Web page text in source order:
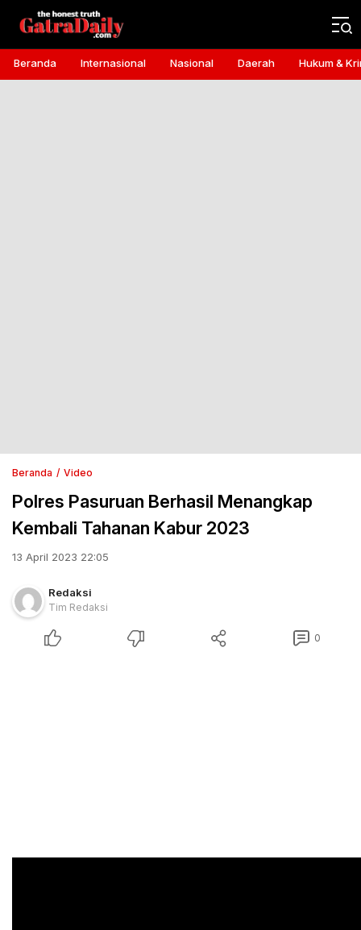
Gatra Daily
the honest truth
Beranda Internasional Nasional Daerah Hukum &
Beranda Video
Polres Pasuruan Berhasil Menangkap
Kembali Tahanan Kabur 2023
13 April 2023 22:05
Redaksi
Tim Redaksi
0